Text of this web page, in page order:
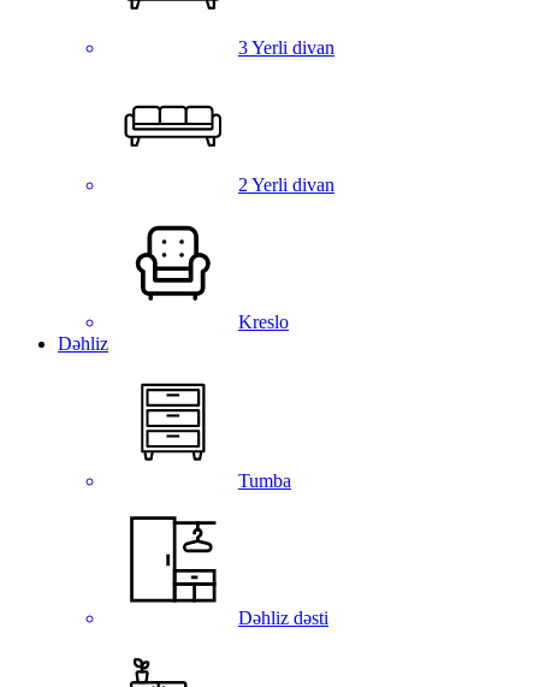
3 Yerli divan
2 Yerli divan
Kreslo
Dəhliz
Tumba
Dəhliz dəsti